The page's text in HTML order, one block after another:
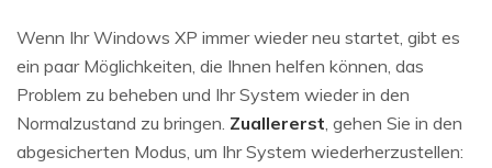
Wenn Ihr Windows XP immer wieder neu startet, gibt es
ein paar Möglichkeiten, die Ihnen helfen können, das
Problem zu beheben und Ihr System wieder in den
Normalzustand zu bringen. Zuallererst, gehen Sie in den
abgesicherten Modus, um Ihr System wiederherzustellen: